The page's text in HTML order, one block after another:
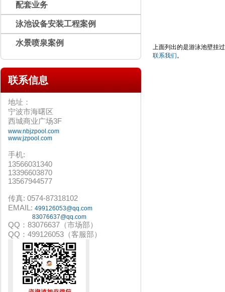
上面列出的是游泳池壁挂
联系我们。
配套业务
泳池设备安装工程案例
水景喷泉案例
联系信息
地址：
宁波市海曙区
西城商业广场3F
www.nbjzpool.com
www.jzpool.com
手机:
13566031340
13396603870
13567944577
传真: 0574-87318102
EMAIL: 499126053@qq.com
83076637@qq.com
QQ：83076637（市场部）
QQ：499126053（客服部）